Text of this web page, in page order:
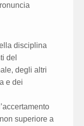
disciplina
del
degli altri
e dei
superiore a